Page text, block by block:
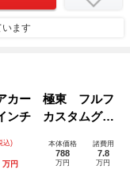
います
カー 極東 フルフ
チ カスタムグレ
ＥＴＣ２．０ キ
ＭＴ
込)
万円
本体価格
788
万円
諸費用
7.8
万円